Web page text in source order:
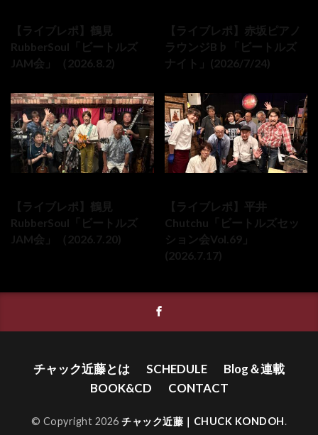
【ライブレポ】鶴見
RubberSoul「ビートルズ
JAM会」（2026.8.2)
【ライブレポ】赤坂ピアノ
ラウンジB♭「ビートルズ
ナイト」(2026/7/24)
【ライブレポ】鶴見
RubberSoul「ビートルズ
JAM会」（2026.7.20)
【ライブレポ】平井
Chutchu「ビートルズセッ
ション会Vol.69」
(2026.7.17)
チャック近藤とは SCHEDULE
Blog＆連載
BOOK&CD
CONTACT
© Copyright 2026チャック近藤｜CHUCK KONDOH.